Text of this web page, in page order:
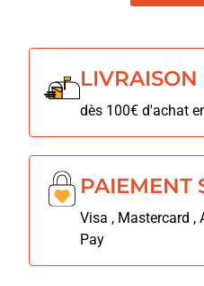
LIVRAISON
dès 100€ d'achat
PAIEMENT
Visa , Mastercard ,
Pay